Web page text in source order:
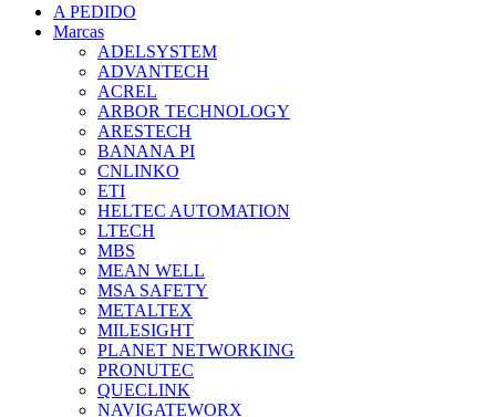
A PEDIDO
Marcas
ADELSYSTEM
ADVANTECH
ACREL
ARBOR TECHNOLOGY
ARESTECH
BANANA PI
CNLINKO
ETI
HELTEC AUTOMATION
LTECH
MBS
MEAN WELL
MSA SAFETY
METALTEX
MILESIGHT
PLANET NETWORKING
PRONUTEC
QUECLINK
NAVIGATEWORX